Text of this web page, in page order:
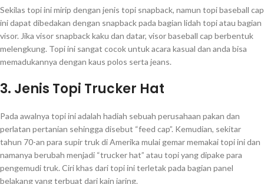
Sekilas topi ini mirip dengan jenis topi snapback, namun topi baseball cap
ini dapat dibedakan dengan snapback pada bagian lidah topi atau bagian
visor. Jika visor snapback kaku dan datar, visor baseball cap berbentuk
melengkung. Topi ini sangat cocok untuk acara kasual dan anda bisa
memadukannya dengan kaus polos serta jeans.
3. Jenis Topi Trucker Hat
Pada awalnya topi ini adalah hadiah sebuah perusahaan pakan dan
perlatan pertanian sehingga disebut “feed cap”. Kemudian, sekitar
tahun 70-an para supir truk di Amerika mulai gemar memakai topi ini dan
namanya berubah menjadi “trucker hat” atau topi yang dipake para
pengemudi truk. Ciri khas dari topi ini terletak pada bagian panel
belakang yang terbuat dari kain jaring.